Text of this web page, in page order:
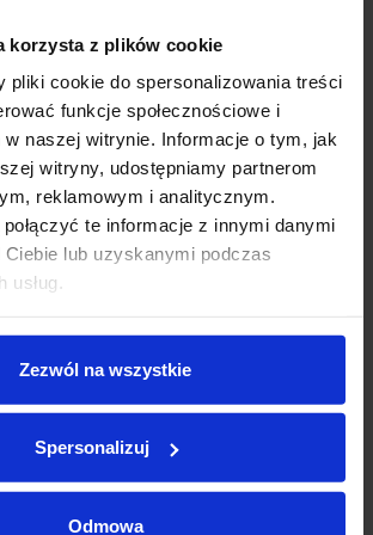
korzysta z plików cookie
pliki cookie do spersonalizowania treści
funkcje społecznościowe i
w naszej witrynie. Informacje o tym, jak
witryny, udostępniamy partnerom
reklamowym i analitycznym.
te informacje z innymi danymi
lub uzyskanymi podczas
usług.
Zezwól na wszystkie
Spersonalizuj
Odmowa
pojazdów różnych marek, w tym BMW,
Rover, z gwarancją niskiego przebiegu oraz
serwisową.
funkcje multibrandowego salonu z
tych marek, zapewniając
na najwyższym poziomie.
proponujemy Państwu Lexus UX 200 na FV
Android Auto
pasem ruchu (LTA)
120 miesięcy
Rata miesięczna:0zł
Pozostała kwota:0zł
0.0 %, kwota całkowita do zapłaty:
całkowity koszt kredytu:0zł